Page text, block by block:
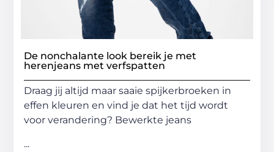
De nonchalante look bereik je met
herenjeans met verfspatten
Draag jij altijd maar saaie spijkerbroeken in
effen kleuren en vind je dat het tijd wordt
voor verandering? Bewerkte jeans
...